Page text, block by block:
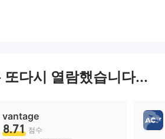
다시 열람했습니다...
vantage
8.71 점수